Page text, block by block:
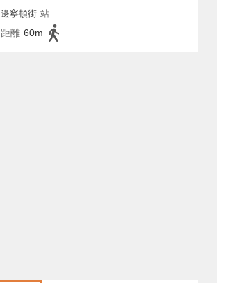
邊寧頓街 站
距離 60m